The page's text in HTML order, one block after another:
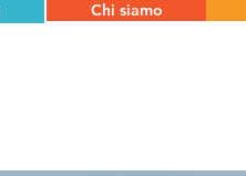
Chi siamo